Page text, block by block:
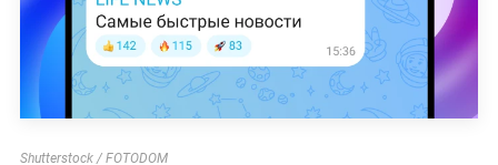
Shutterstock / FOTODOM